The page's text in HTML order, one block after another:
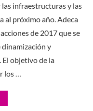
infraestructuras y las
al próximo año. Adeca
de 2017 que se
y
objetivo de la
…